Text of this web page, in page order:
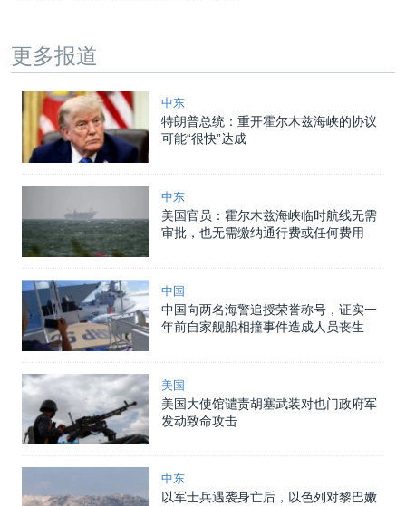
更多报道
中东
特朗普总统：重开霍尔木兹海峡的协议
可能“很快”达成
中东
美国官员：霍尔木兹海峡临时航线无需
审批，也无需缴纳通行费或任何费用
中国
中国向两名海警追授荣誉称号，证实一
年前自家舰船相撞事件造成人员丧生
美国
美国大使馆谴责胡塞武装对也门政府军
发动致命攻击
中东
以军士兵遇袭身亡后，以色列对黎巴嫩